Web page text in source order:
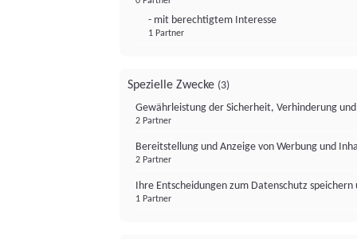
- mit berechtigtem Interesse
1 Partner
Spezielle Zwecke (3)
Gewährleistung der Sicherheit, Verhinderung
2 Partner
Bereitstellung und Anzeige von Werbung und
2 Partner
Ihre Entscheidungen zum Datenschutz
1 Partner